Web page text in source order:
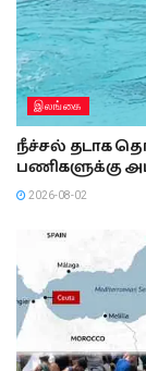
இலங்கை
நீச்சல் தடாக
பணிகளுக்கு
2026-08-02